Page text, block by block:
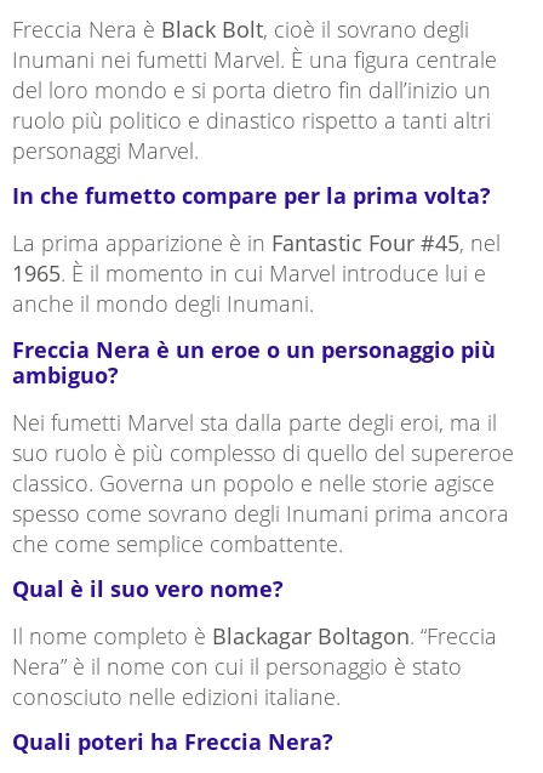
Freccia Nera è Black Bolt, cioè il sovrano degli
Inumani nei fumetti Marvel. È una figura centrale
del loro mondo e si porta dietro fin dall’inizio un
ruolo più politico e dinastico rispetto a tanti altri
personaggi Marvel.
In che fumetto compare per la prima volta?
La prima apparizione è in Fantastic Four #45, nel
1965. È il momento in cui Marvel introduce lui e
anche il mondo degli Inumani.
Freccia Nera è un eroe o un personaggio più
ambiguo?
Nei fumetti Marvel sta dalla parte degli eroi, ma il
suo ruolo è più complesso di quello del supereroe
classico. Governa un popolo e nelle storie agisce
spesso come sovrano degli Inumani prima ancora
che come semplice combattente.
Qual è il suo vero nome?
Il nome completo è Blackagar Boltagon. “Freccia
Nera” è il nome con cui il personaggio è stato
conosciuto nelle edizioni italiane.
Quali poteri ha Freccia Nera?